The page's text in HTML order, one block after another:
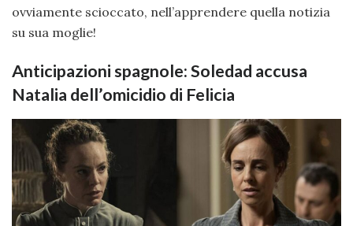
ovviamente scioccato, nell’apprendere quella notizia
su sua moglie!
Anticipazioni spagnole: Soledad accusa
Natalia dell’omicidio di Felicia